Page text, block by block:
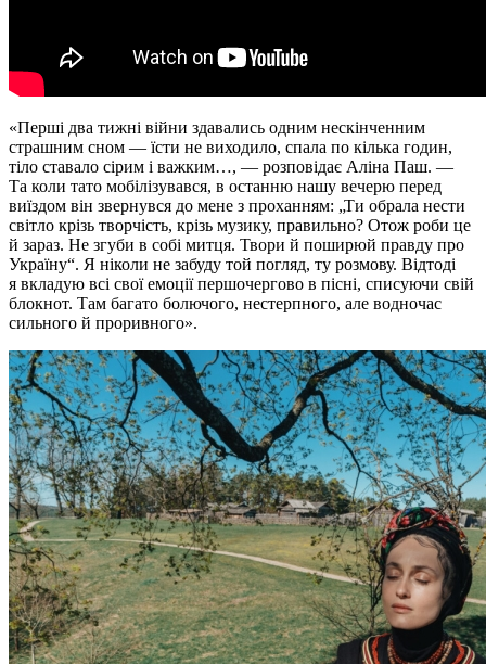
«Перші два тижні війни здавались одним нескінченним
страшним сном — їсти не виходило, спала по кілька годин,
тіло ставало сірим і важким…, — розповідає Аліна Паш. —
Та коли тато мобілізувався, в останню нашу вечерю перед
виїздом він звернувся до мене з проханням: „Ти обрала нести
світло крізь творчість, крізь музику, правильно? Отож роби це
й зараз. Не згуби в собі митця. Твори й поширюй правду про
Україну“. Я ніколи не забуду той погляд, ту розмову. Відтоді
я вкладую всі свої емоції першочергово в пісні, списуючи свій
блокнот. Там багато болючого, нестерпного, але водночас
сильного й проривного».